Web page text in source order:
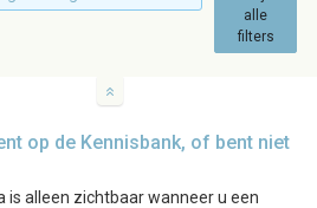
alle
filters
op de Kennisbank, of bent niet
is alleen zichtbaar wanneer u een